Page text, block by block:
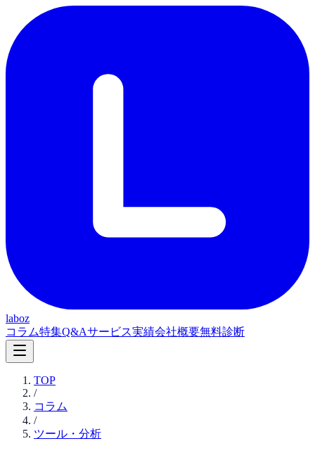
laboz
コラム特集Q&Aサービス実績会社概要無料診断
TOP
/
コラム
/
ツール・分析